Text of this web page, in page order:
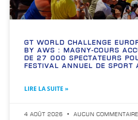
GT WORLD CHALLENGE
BY AWS : MAGNY-COURS
DE 27 000 SPECTATEURS
FESTIVAL ANNUEL DE SPORT
LIRE LA SUITE »
4 AOÛT 2026 AUCUN COMMENTAIRE